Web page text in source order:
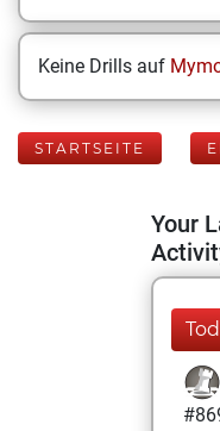
Keine Drills auf
STARTSEITE
Your